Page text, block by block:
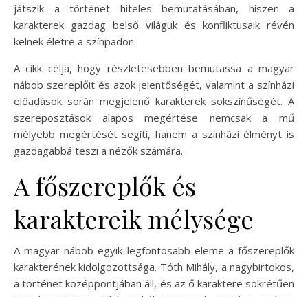
játszik a történet hiteles bemutatásában, hiszen a
karakterek gazdag belső világuk és konfliktusaik révén
kelnek életre a színpadon.
A cikk célja, hogy részletesebben bemutassa a magyar
nábob szereplőit és azok jelentőségét, valamint a színházi
előadások során megjelenő karakterek sokszínűségét. A
szereposztások alapos megértése nemcsak a mű
mélyebb megértését segíti, hanem a színházi élményt is
gazdagabbá teszi a nézők számára.
A főszereplők és
karaktereik mélysége
A magyar nábob egyik legfontosabb eleme a főszereplők
karakterének kidolgozottsága. Tóth Mihály, a nagybirtokos,
a történet középpontjában áll, és az ő karaktere sokrétűen